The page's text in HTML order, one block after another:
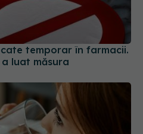
temporar în farmacii.
a luat măsura